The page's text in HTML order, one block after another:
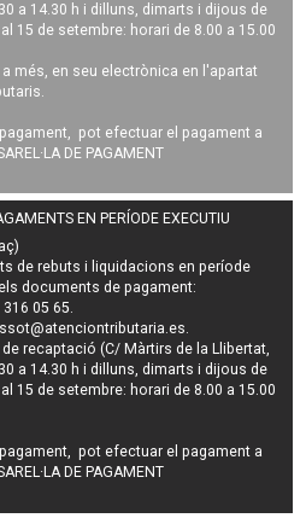
a 14.30 h i dilluns, dimarts i dijous de
15 de setembre: horari de 8.00 a 15.00
més, en seu electrònica en l'apartat
pot efectuar el pagament a
DE PAGAMENT
EN PERÍODE EXECUTIU
derebuts i liquidacions en període
documents de pagament:
05 65.
.
recaptació (C/ Màrtirs de la Llibertat,
a 14.30 h i dilluns, dimarts i dijous de
15 de setembre: horari de 8.00 a 15.00
pot efectuar el pagament a
DE PAGAMENT